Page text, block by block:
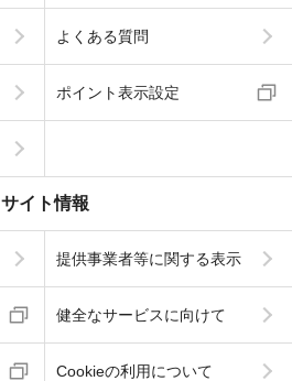
よくある質問
ポイント表示設定
サイト情報
提供事業者等に関する表示
健全なサービスに向けて
Cookieの利用について